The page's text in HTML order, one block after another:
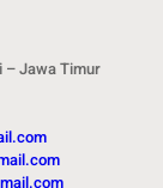
– Jawa Timur